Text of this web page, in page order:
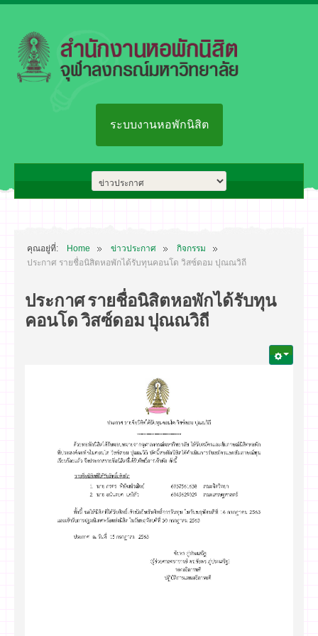
ระบบงานหอพักนิสิต
คุณอยู่ที่: Home ข่าวประกาศ
กิจกรรม
ประกาศ รายชื่อนิสิตหอพักได้รับทุนคอนโด วิสซ์ดอม ปุณณวิถี
ประกาศ รายชื่อนิสิตหอพักได้รับทุน
คอนโด วิสซ์ดอม ปุณณวิถี